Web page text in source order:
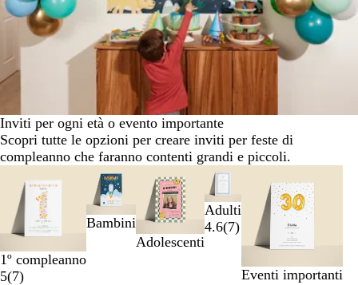
Inviti per ogni età o evento importante
Scopri tutte le opzioni per creare inviti per feste di
compleanno che faranno contenti grandi e piccoli.
1º compleanno
5(7)
Bambini
Adolescenti
Adulti
4.6(7)
Eventi importanti
di
5